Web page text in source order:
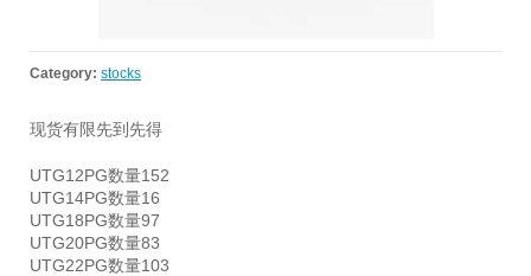
Category: stocks
现货有限先到先得
UTG12PG数量152
UTG14PG数量16
UTG18PG数量97
UTG20PG数量83
UTG22PG数量103